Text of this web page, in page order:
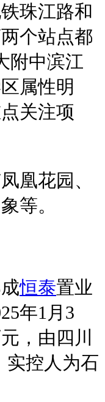
珠江路和
个站点都
附中滨江
属性明
关注项
凰花园、
等。
恒泰置业
年1月3
，由四川
实控人为石